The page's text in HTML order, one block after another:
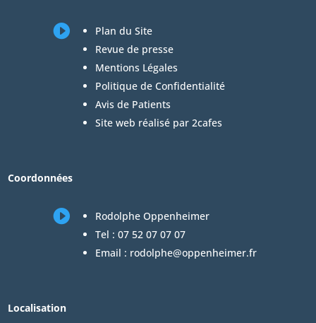

Plan du Site
Revue de presse
Mentions Légales
Politique de Confidentialité
Avis de Patients
Site web réalisé par 2cafes
Coordonnées

Rodolphe Oppenheimer
Tel : 07 52 07 07 07
Email : rodolphe@oppenheimer.fr
Localisation